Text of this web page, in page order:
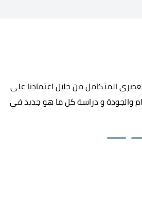
المتكامل من خلال اعتمادنا على
والجودة و دراسة كل ما هو جديد في